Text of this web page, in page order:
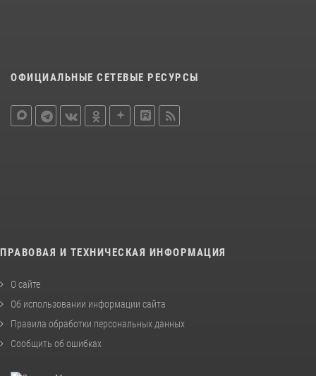
ОФИЦИАЛЬНЫЕ СЕТЕВЫЕ РЕСУРСЫ
ПРАВОВАЯ И ТЕХНИЧЕСКАЯ ИНФОРМАЦИЯ
О сайте
Об использовании информации сайта
Правила обработки персональных данных
Сообщить об ошибках